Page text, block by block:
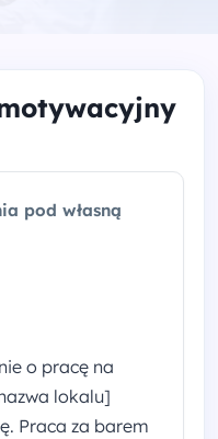
pod własną
o pracę na
lokalu]
Praca za barem